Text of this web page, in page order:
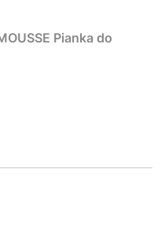
Pianka do